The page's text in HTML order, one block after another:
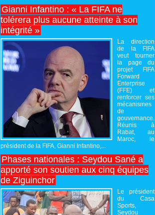
Gianni Infantino : « La FIFA ne
tolérera plus aucune atteinte à son
intégrité »
La direction
de la FIFA
veut tourner
la page du
projet FIFA
Forward
Enterprise
(FFE) et
renforcer ses
mécanismes
de
gouvernance.
Réunis à
Rabat, au
Maroc, le
président de la FIFA, Gianni Infantino,...
Phases nationales : Seydou Sané a
apporté son soutien aux cinq équipes
de Ziguinchor
Le président
du Casa
Sports,
Seydou